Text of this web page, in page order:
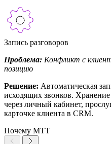
Запись разговоров
Проблема: Конфликт с
позицию
Решение: Автоматическая
исходящих звонков.
через личный кабинет,
карточке клиента в CRM.
Почему МТТ